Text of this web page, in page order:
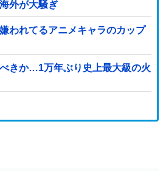
外が大騒ぎ
われてるアニメキャラのカップ
きか…1万年ぶり史上最大級の火